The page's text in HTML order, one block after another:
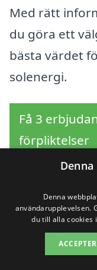
Med rätt
du göra ett
bästa värdet
solenergi.
Få 3
förpliktelser
SökDenna
användarupplevelsen.
du till alla cookies